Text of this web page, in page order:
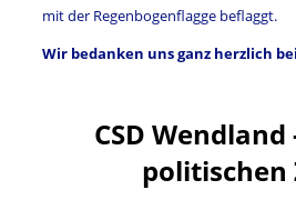
mit der Regenbogenflagge beflaggt.
Wir bedanken uns ganz herzlich
CSD
politischen